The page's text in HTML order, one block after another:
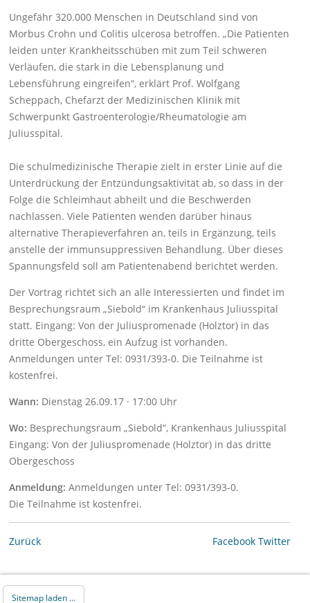
Ungefähr 320.000 Menschen in Deutschland sind von
Morbus Crohn und Colitis ulcerosa betroffen. „Die Patienten
leiden unter Krankheitsschüben mit zum Teil schweren
Verläufen, die stark in die Lebensplanung und
Lebensführung eingreifen“, erklärt Prof. Wolfgang
Scheppach, Chefarzt der Medizinischen Klinik mit
Schwerpunkt Gastroenterologie/Rheumatologie am
Juliusspital.
Die schulmedizinische Therapie zielt in erster Linie auf die
Unterdrückung der Entzündungsaktivität ab, so dass in der
Folge die Schleimhaut abheilt und die Beschwerden
nachlassen. Viele Patienten wenden darüber hinaus
alternative Therapieverfahren an, teils in Ergänzung, teils
anstelle der immunsuppressiven Behandlung. Über dieses
Spannungsfeld soll am Patientenabend berichtet werden.
Der Vortrag richtet sich an alle Interessierten und findet im
Besprechungsraum „Siebold“ im Krankenhaus Juliusspital
statt. Eingang: Von der Juliuspromenade (Holztor) in das
dritte Obergeschoss, ein Aufzug ist vorhanden.
Anmeldungen unter Tel: 0931/393-0. Die Teilnahme ist
kostenfrei.
Wann: Dienstag 26.09.17 · 17:00 Uhr
Wo: Besprechungsraum „Siebold“, Krankenhaus Juliusspital
Eingang: Von der Juliuspromenade (Holztor) in das dritte
Obergeschoss
Anmeldung: Anmeldungen unter Tel: 0931/393-0.
Die Teilnahme ist kostenfrei.
Zurück Facebook Twitter
Sitemap laden ...